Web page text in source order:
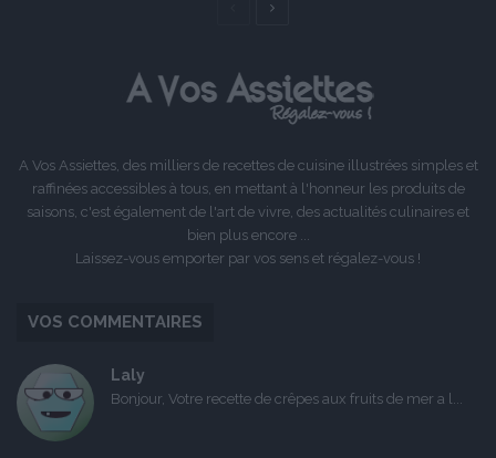
Page
A Vos Assiettes, des milliers de recettes de cuisine illustrées simples et
raffinées accessibles à tous, en mettant à l'honneur les produits de
saisons, c'est également de l'art de vivre, des actualités culinaires et
bien plus encore ...
Laissez-vous emporter par vos sens et régalez-vous !
VOS COMMENTAIRES
Laly
Bonjour, Votre recette de crêpes aux fruits de mer a l...